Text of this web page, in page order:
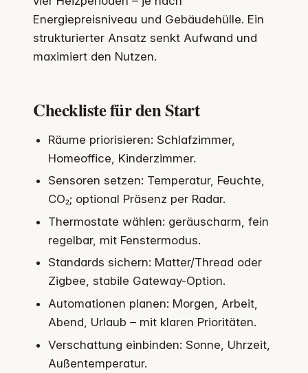
Energiepreisniveau und Gebäudehülle. Ein
strukturierter Ansatz senkt Aufwand und
maximiert den Nutzen.
Checkliste für den Start
Räume priorisieren: Schlafzimmer,
Homeoffice, Kinderzimmer.
Sensoren setzen: Temperatur, Feuchte,
CO₂; optional Präsenz per Radar.
Thermostate wählen: geräuscharm, fein
regelbar, mit Fenstermodus.
Standards sichern: Matter/Thread oder
Zigbee, stabile Gateway-Option.
Automationen planen: Morgen, Arbeit,
Abend, Urlaub – mit klaren Prioritäten.
Verschattung einbinden: Sonne, Uhrzeit,
Außentemperatur.